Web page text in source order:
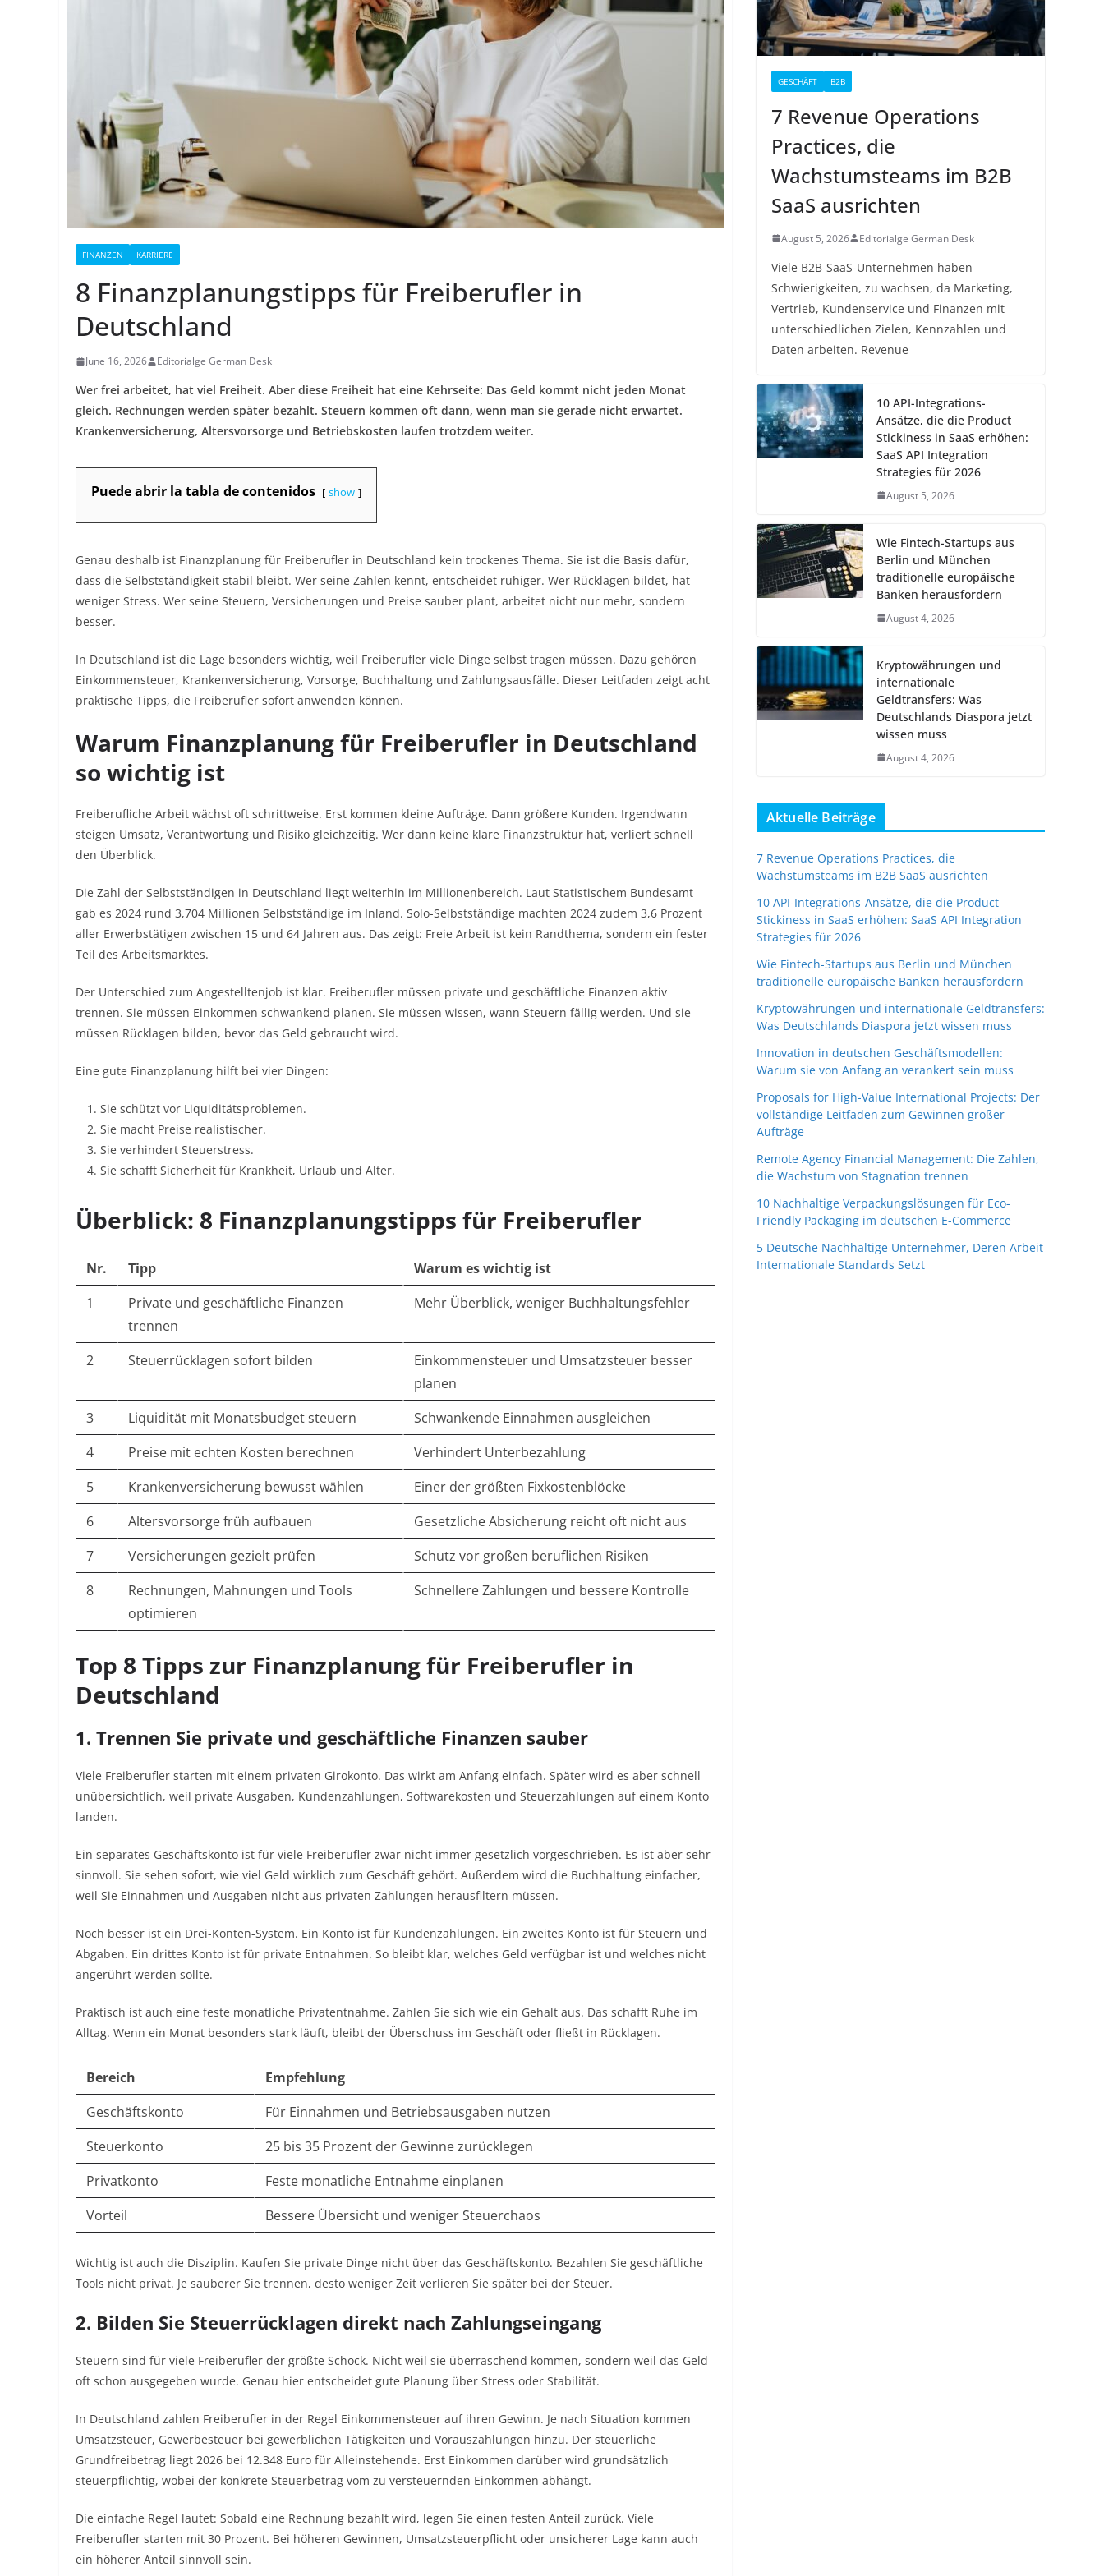
FINANZEN KARRIERE
8 Finanzplanungstipps für Freiberufler in
Deutschland
June 16, 2026 Editorialge German Desk
Wer frei arbeitet, hat viel Freiheit. Aber diese Freiheit hat eine Kehrseite: Das Geld kommt nicht jeden Monat
gleich. Rechnungen werden später bezahlt. Steuern kommen oft dann, wenn man sie gerade nicht erwartet.
Krankenversicherung, Altersvorsorge und Betriebskosten laufen trotzdem weiter.
Puede abrir la tabla de contenidos show
Genau deshalb ist Finanzplanung für Freiberufler in Deutschland kein trockenes Thema. Sie ist die Basis dafür,
dass die Selbstständigkeit stabil bleibt. Wer seine Zahlen kennt, entscheidet ruhiger. Wer Rücklagen bildet, hat
weniger Stress. Wer seine Steuern, Versicherungen und Preise sauber plant, arbeitet nicht nur mehr, sondern
besser.
In Deutschland ist die Lage besonders wichtig, weil Freiberufler viele Dinge selbst tragen müssen. Dazu gehören
Einkommensteuer, Krankenversicherung, Vorsorge, Buchhaltung und Zahlungsausfälle. Dieser Leitfaden zeigt acht
praktische Tipps, die Freiberufler sofort anwenden können.
Warum Finanzplanung für Freiberufler in Deutschland
so wichtig ist
Freiberufliche Arbeit wächst oft schrittweise. Erst kommen kleine Aufträge. Dann größere Kunden. Irgendwann
steigen Umsatz, Verantwortung und Risiko gleichzeitig. Wer dann keine klare Finanzstruktur hat, verliert schnell
den Überblick.
Die Zahl der Selbstständigen in Deutschland liegt weiterhin im Millionenbereich. Laut Statistischem Bundesamt
gab es 2024 rund 3,704 Millionen Selbstständige im Inland. Solo-Selbstständige machten 2024 zudem 3,6 Prozent
aller Erwerbstätigen zwischen 15 und 64 Jahren aus. Das zeigt: Freie Arbeit ist kein Randthema, sondern ein fester
Teil des Arbeitsmarktes.
Der Unterschied zum Angestelltenjob ist klar. Freiberufler müssen private und geschäftliche Finanzen aktiv
trennen. Sie müssen Einkommen schwankend planen. Sie müssen wissen, wann Steuern fällig werden. Und sie
müssen Rücklagen bilden, bevor das Geld gebraucht wird.
Eine gute Finanzplanung hilft bei vier Dingen:
Sie schützt vor Liquiditätsproblemen.
Sie macht Preise realistischer.
Sie verhindert Steuerstress.
Sie schafft Sicherheit für Krankheit, Urlaub und Alter.
Überblick: 8 Finanzplanungstipps für Freiberufler
Nr. Tipp
Warum es wichtig ist
1
Private und geschäftliche Finanzen
trennen
Mehr Überblick, weniger Buchhaltungsfehler
2 Steuerrücklagen sofort bilden
Einkommensteuer und Umsatzsteuer besser
planen
3
Liquidität mit Monatsbudget steuern
Schwankende Einnahmen ausgleichen
4
Preise mit echten Kosten berechnen
Verhindert Unterbezahlung
5
Krankenversicherung bewusst wählen
Einer der größten Fixkostenblöcke
6
Altersvorsorge früh aufbauen
Gesetzliche Absicherung reicht oft nicht aus
7
Versicherungen gezielt prüfen
Schutz vor großen beruflichen Risiken
8
Rechnungen, Mahnungen und Tools
optimieren
Schnellere Zahlungen und bessere Kontrolle
Top 8 Tipps zur Finanzplanung für Freiberufler in
Deutschland
1. Trennen Sie private und geschäftliche Finanzen sauber
Viele Freiberufler starten mit einem privaten Girokonto. Das wirkt am Anfang einfach. Später wird es aber schnell
unübersichtlich, weil private Ausgaben, Kundenzahlungen, Softwarekosten und Steuerzahlungen auf einem Konto
landen.
Ein separates Geschäftskonto ist für viele Freiberufler zwar nicht immer gesetzlich vorgeschrieben. Es ist aber sehr
sinnvoll. Sie sehen sofort, wie viel Geld wirklich zum Geschäft gehört. Außerdem wird die Buchhaltung einfacher,
weil Sie Einnahmen und Ausgaben nicht aus privaten Zahlungen herausfiltern müssen.
Noch besser ist ein Drei-Konten-System. Ein Konto ist für Kundenzahlungen. Ein zweites Konto ist für Steuern und
Abgaben. Ein drittes Konto ist für private Entnahmen. So bleibt klar, welches Geld verfügbar ist und welches nicht
angerührt werden sollte.
Praktisch ist auch eine feste monatliche Privatentnahme. Zahlen Sie sich wie ein Gehalt aus. Das schafft Ruhe im
Alltag. Wenn ein Monat besonders stark läuft, bleibt der Überschuss im Geschäft oder fließt in Rücklagen.
Bereich
Empfehlung
Geschäftskonto
Für Einnahmen und Betriebsausgaben nutzen
Steuerkonto
25 bis 35 Prozent der Gewinne zurücklegen
Privatkonto
Feste monatliche Entnahme einplanen
Vorteil
Bessere Übersicht und weniger Steuerchaos
Wichtig ist auch die Disziplin. Kaufen Sie private Dinge nicht über das Geschäftskonto. Bezahlen Sie geschäftliche
Tools nicht privat. Je sauberer Sie trennen, desto weniger Zeit verlieren Sie später bei der Steuer.
2. Bilden Sie Steuerrücklagen direkt nach Zahlungseingang
Steuern sind für viele Freiberufler der größte Schock. Nicht weil sie überraschend kommen, sondern weil das Geld
oft schon ausgegeben wurde. Genau hier entscheidet gute Planung über Stress oder Stabilität.
In Deutschland zahlen Freiberufler in der Regel Einkommensteuer auf ihren Gewinn. Je nach Situation kommen
Umsatzsteuer, Gewerbesteuer bei gewerblichen Tätigkeiten und Vorauszahlungen hinzu. Der steuerliche
Grundfreibetrag liegt 2026 bei 12.348 Euro für Alleinstehende. Erst Einkommen darüber wird grundsätzlich
steuerpflichtig, wobei der konkrete Steuerbetrag vom zu versteuernden Einkommen abhängt.
Die einfache Regel lautet: Sobald eine Rechnung bezahlt wird, legen Sie einen festen Anteil zurück. Viele
Freiberufler starten mit 30 Prozent. Bei höheren Gewinnen, Umsatzsteuerpflicht oder unsicherer Lage kann auch
ein höherer Anteil sinnvoll sein.
GESCHÄFT B2B
7 Revenue Operations
Practices, die
Wachstumsteams im B2B
SaaS ausrichten
August 5, 2026 Editorialge German Desk
Viele B2B-SaaS-Unternehmen haben
Schwierigkeiten, zu wachsen, da Marketing,
Vertrieb, Kundenservice und Finanzen mit
unterschiedlichen Zielen, Kennzahlen und
Daten arbeiten. Revenue
10 API-Integrations-
Ansätze, die die Product
Stickiness in SaaS erhöhen:
SaaS API Integration
Strategies für 2026
August 5, 2026
Wie Fintech-Startups aus
Berlin und München
traditionelle europäische
Banken herausfordern
August 4, 2026
Kryptowährungen und
internationale
Geldtransfers: Was
Deutschlands Diaspora jetzt
wissen muss
August 4, 2026
Aktuelle Beiträge
7 Revenue Operations Practices, die
Wachstumsteams im B2B SaaS ausrichten
10 API-Integrations-Ansätze, die die Product
Stickiness in SaaS erhöhen: SaaS API Integration
Strategies für 2026
Wie Fintech-Startups aus Berlin und München
traditionelle europäische Banken herausfordern
Kryptowährungen und internationale Geldtransfers:
Was Deutschlands Diaspora jetzt wissen muss
Innovation in deutschen Geschäftsmodellen:
Warum sie von Anfang an verankert sein muss
Proposals for High-Value International Projects: Der
vollständige Leitfaden zum Gewinnen großer
Aufträge
Remote Agency Financial Management: Die Zahlen,
die Wachstum von Stagnation trennen
10 Nachhaltige Verpackungslösungen für Eco-
Friendly Packaging im deutschen E-Commerce
5 Deutsche Nachhaltige Unternehmer, Deren Arbeit
Internationale Standards Setzt